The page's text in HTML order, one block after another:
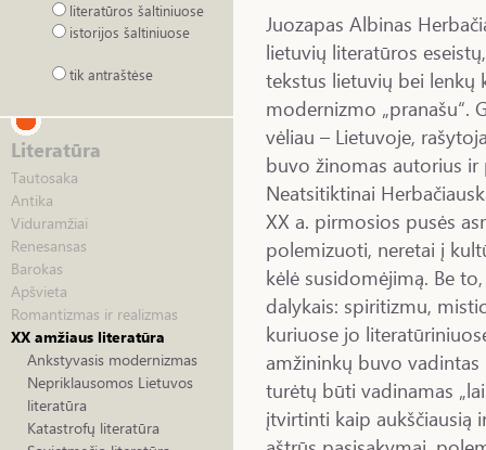
literatūros šaltiniuose
istorijos šaltiniuose
tik antraštėse
Literatūra
Tautosaka
Antika
Viduramžiai
Renesansas
Barokas
Apšvieta
Romantizmas ir realizmas
XX amžiaus literatūra
Ankstyvasis modernizmas
Nepriklausomos Lietuvos
literatūra
Katastrofų literatūra
Juozapas Albinas
lietuvių literatūros
tekstus lietuvių bei lenkų
modernizmo „pranašu“.
vėliau – Lietuvoje,
buvo žinomas autorius ir
Neatsitiktinai
XX a. pirmosios pusės
polemizuoti, neretai į
kėlė susidomėjimą. Be
dalykais: spiritizmu,
kuriuose jo
amžininkų buvo vadintas
turėtų būti vadinamas
įtvirtinti kaip aukščiausią